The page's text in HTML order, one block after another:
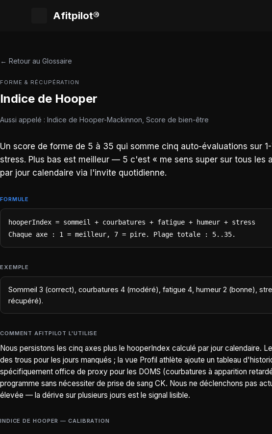
Afitpilot®
← Retour au Glossaire
FORME & RÉCUPÉRATION
Indice de Hooper
Aussi appelé : Indice de Hooper-Mackinnon, Score de bien-être
Un score de forme de 5 à 35 qui somme cinq auto-évaluations sur
stress. Plus bas est meilleur — 5 c'est « me sens super sur tous les
par jour calendaire via l'invite quotidienne.
FORMULE
hooperIndex = sommeil + courbatures + fatigue + humeur + stress
Chaque axe : 1 = meilleur, 7 = pire. Plage totale : 5..35.
EXEMPLE
Sommeil 3 (correct), courbatures 4 (modéré), fatigue 4, humeur 2 (bonne),
récupéré).
COMMENT AFITPILOT L'UTILISE
Nous persistons les cinq axes plus le hooperIndex calculé par jour calendaire.
des trous pour les jours manqués ; la vue Profil athlète ajoute un tableau
spécifiquement office de proxy pour les DOMS (courbatures à apparition
programme sans nécessiter de prise de sang CK. Nous ne déclenchons pas
élevée — la dérive sur plusieurs jours est le signal lisible.
INDICE DE HOOPER — CALIBRATION